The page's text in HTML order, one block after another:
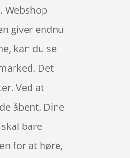
Webshop
giver endnu
kan du se
Det
Ved at
åbent. Dine
bare
for at høre,